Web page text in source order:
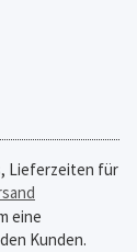
Lieferzeiten für
eine
Kunden.